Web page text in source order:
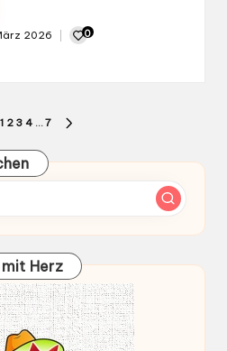
2026 0
1 2 3 4 … 7
Herz